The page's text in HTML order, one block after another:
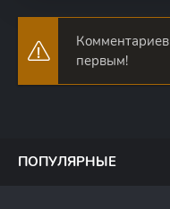
первым!
ПОПУЛЯРНЫЕ